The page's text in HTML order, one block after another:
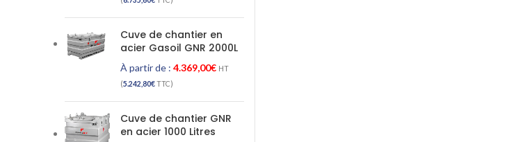
Cuve de chantier en
acier Gasoil GNR 2000L
À partir de : 4.369,00€ HT
(5.242,80€TTC)
Cuve de chantier GNR
en acier 1000 Litres